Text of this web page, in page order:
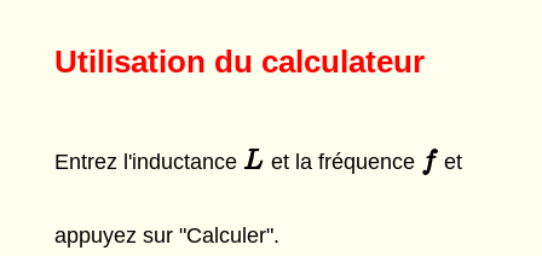
Utilisation du calculateur
Entrez l'inductance L
L et la fréquence f
f et
appuyez sur "Calculer".